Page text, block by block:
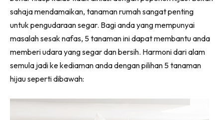
Makeover Ruang Selebriti
Destinasi
Hotel
Kafe
Hartanah
High Rise
sahaja mendamaikan, tanaman rumah sangat penting
untuk pengudaraan segar. Bagi anda yang mempunyai
masalah sesak nafas, 5 tanaman ini dapat membantu anda
memberi udara yang segar dan bersih. Harmoni dari alam
semula jadi ke kediaman anda dengan pilihan 5 tanaman
hijau seperti dibawah: